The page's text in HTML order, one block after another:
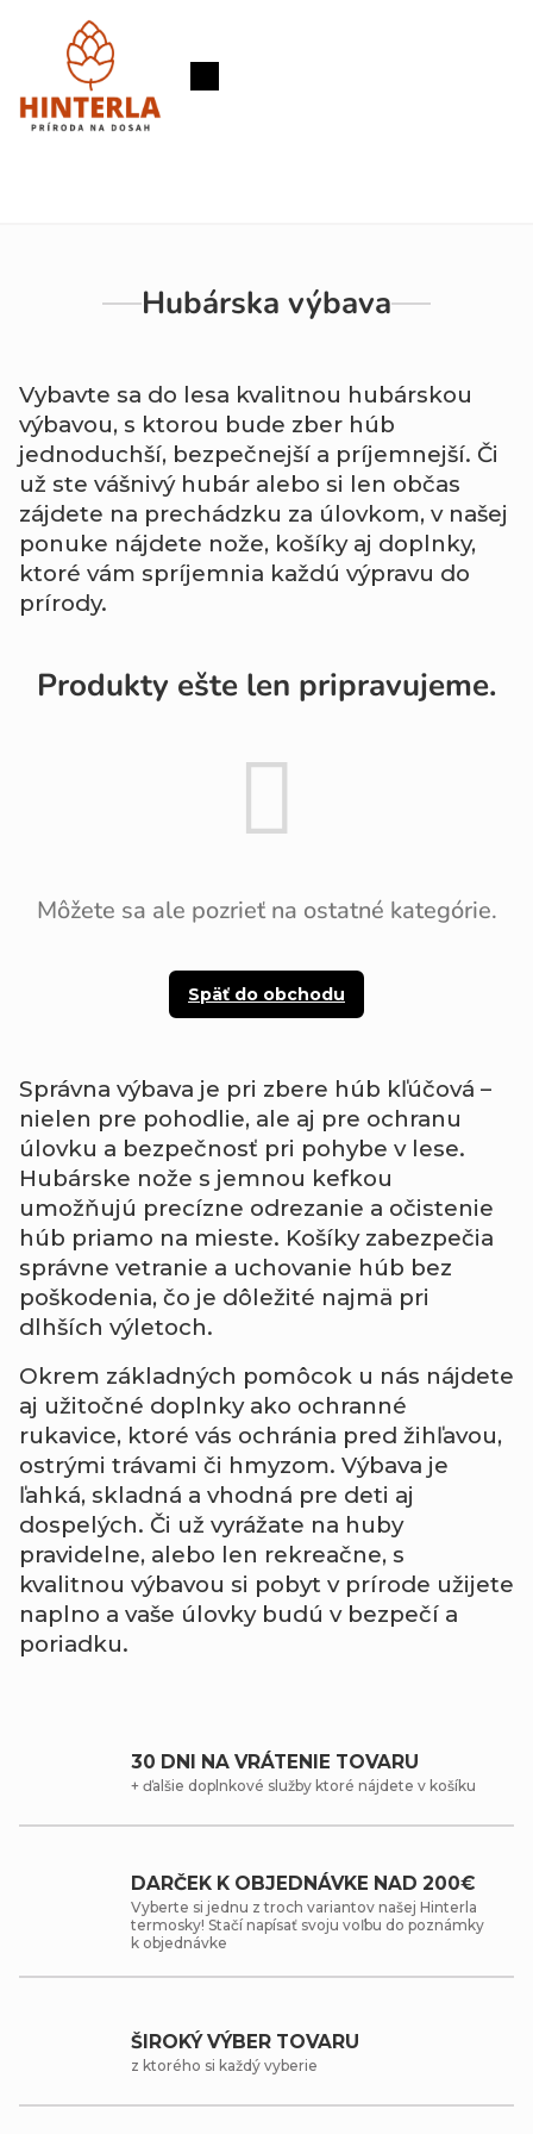
Nákupný
Hubárska výbava
Vybavte sa do lesa kvalitnou hubárskou
výbavou, s ktorou bude zber húb
jednoduchší, bezpečnejší a príjemnejší. Či
už ste vášnivý hubár alebo si len občas
zájdete na prechádzku za úlovkom, v našej
ponuke nájdete nože, košíky aj doplnky,
ktoré vám spríjemnia každú výpravu do
prírody.
Produkty ešte len pripravujeme.
Môžete sa ale pozrieť na ostatné kategórie.
Späť do obchodu
Správna výbava je pri zbere húb kľúčová –
nielen pre pohodlie, ale aj pre ochranu
úlovku a bezpečnosť pri pohybe v lese.
Hubárske nože s jemnou kefkou
umožňujú precízne odrezanie a očistenie
húb priamo na mieste. Košíky zabezpečia
správne vetranie a uchovanie húb bez
poškodenia, čo je dôležité najmä pri
dlhších výletoch.
Okrem základných pomôcok u nás nájdete
aj užitočné doplnky ako ochranné
rukavice, ktoré vás ochránia pred žihľavou,
ostrými trávami či hmyzom. Výbava je
ľahká, skladná a vhodná pre deti aj
dospelých. Či už vyrážate na huby
pravidelne, alebo len rekreačne, s
kvalitnou výbavou si pobyt v prírode užijete
naplno a vaše úlovky budú v bezpečí a
poriadku.
30 DNI NA VRÁTENIE TOVARU
+ ďalšie doplnkové služby ktoré nájdete v košíku
DARČEK K OBJEDNÁVKE NAD 200€
Vyberte si jednu z troch variantov našej Hinterla
termosky! Stačí napísať svoju voľbu do poznámky
k objednávke
ŠIROKÝ VÝBER TOVARU
z ktorého si každý vyberie